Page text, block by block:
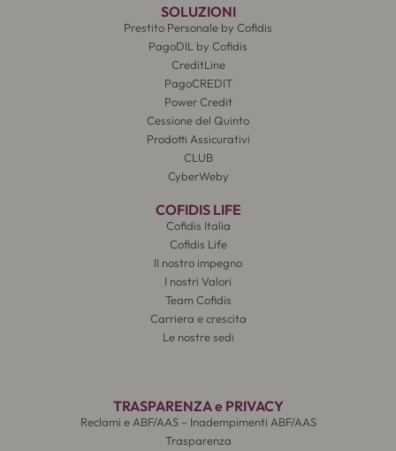
SOLUZIONI
Prestito Personale by Cofidis
PagoDIL by Cofidis
CreditLine
PagoCREDIT
Power Credit
Cessione del Quinto
Prodotti Assicurativi
CLUB
CyberWeby
COFIDIS LIFE
Cofidis Italia
Cofidis Life
Il nostro impegno
I nostri Valori
Team Cofidis
Carriera e crescita
Le nostre sedi
TRASPARENZA e PRIVACY
Reclami e ABF/AAS – Inadempimenti ABF/AAS
Trasparenza